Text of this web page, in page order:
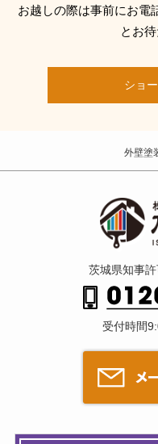
お越しの際は事前にお電
とお
ショ
外壁塗
茨城県知事
受付時間